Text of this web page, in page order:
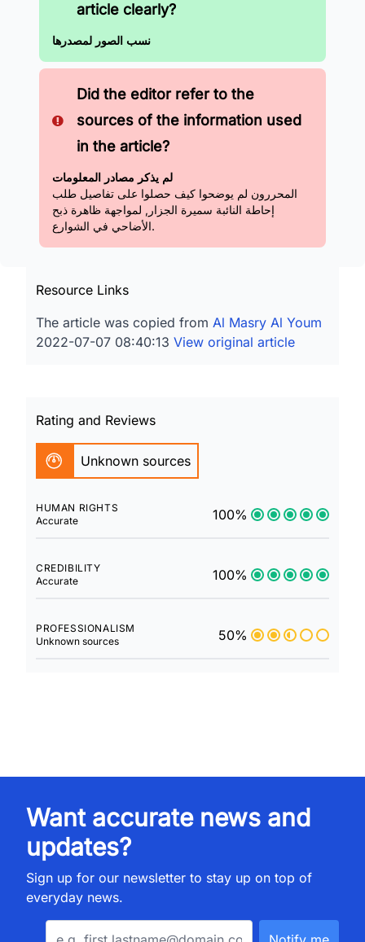
article clearly?
نسب الصور لمصدرها
Did the editor refer to the
sources of the information used
in the article?
لم يذكر مصادر المعلومات
المحررون لم يوضحوا كيف حصلوا على تفاصيل طلب
إحاطة النائبة سميرة الجزار, لمواجهة ظاهرة ذبح
الأضاحي في الشوارع.
Resource Links
The article was copied from Al Masry Al Youm
2022-07-07 08:40:13 View original article
Rating and Reviews
Unknown sources
HUMAN RIGHTS
Accurate
100%
CREDIBILITY
Accurate
100%
PROFESSIONALISM
Unknown sources
50%
Want accurate news and
updates?
Sign up for our newsletter to stay up on top of
everyday news.